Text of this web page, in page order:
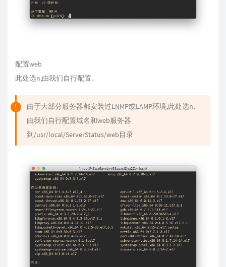
配置web
此处选n,由我们自行配置.
由于大部分服务器都安装过LNMP或LAMP环境,此处选n,
由我们自行配置域名和web服务器
到/usr/local/ServerStatus/web目录